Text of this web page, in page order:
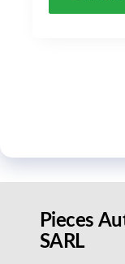
Pieces
SARL